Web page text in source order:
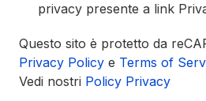
privacy presente a link
Questo sito è protetto da
Privacy Policy e Terms of
Vedi nostri Policy Privacy